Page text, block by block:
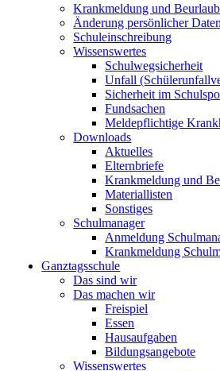
Krankmeldung und
Änderung persönlicher Daten
Schuleinschreibung
Wissenswertes
Schulwegsicherheit
Unfall
Sicherheit im
Fundsachen
Meldepflichtige
Downloads
Aktuelles
Elternbriefe
Krankmeldung und
Materiallisten
Sonstiges
Schulmanager
Anmeldung
Krankmeldung
Ganztagsschule
Das sind wir
Das machen wir
Freispiel
Essen
Hausaufgaben
Bildungsangebote
Wissenswertes